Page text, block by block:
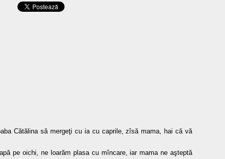
Cătălina să mergeţi cu ia cu caprile, zîsă mama, hai că vă
pe oichi, ne loarăm plasa cu mîncare, iar mama ne aşteptă